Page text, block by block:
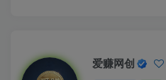
爱赚网创